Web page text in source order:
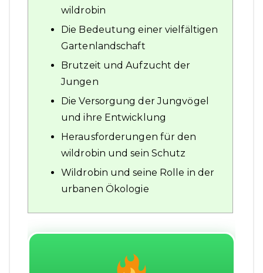
wildrobin
Die Bedeutung einer vielfältigen
Gartenlandschaft
Brutzeit und Aufzucht der
Jungen
Die Versorgung der Jungvögel
und ihre Entwicklung
Herausforderungen für den
wildrobin und sein Schutz
Wildrobin und seine Rolle in der
urbanen Ökologie